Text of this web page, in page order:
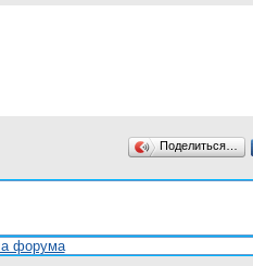
Поделиться…
форума